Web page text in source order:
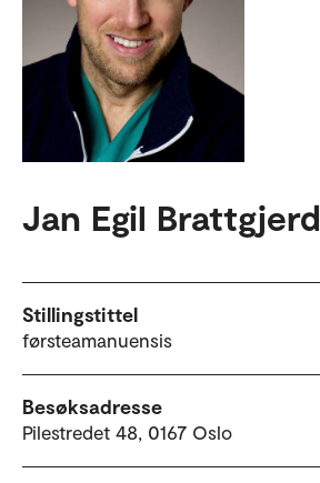
Jan Egil Brattgjerd
Stillingstittel
førsteamanuensis
Besøksadresse
Pilestredet 48, 0167 Oslo